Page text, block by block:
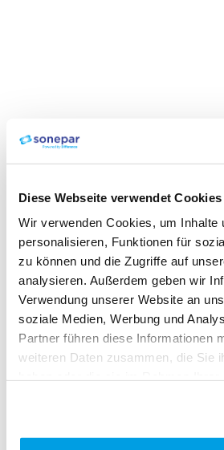
Diese Webseite verwendet Cookies
Wir verwenden Cookies, um Inhalte
personalisieren, Funktionen für
zu können und die Zugriffe auf
analysieren. Außerdem geben wir
Verwendung unserer Website an
soziale Medien, Werbung und
Partner führen diese Informationen
weiteren Daten zusammen, die Sie